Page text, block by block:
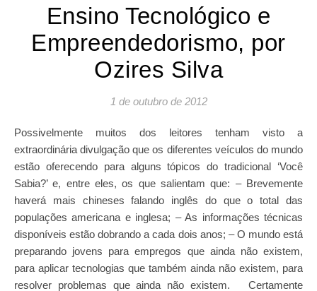
Ensino Tecnológico e
Empreendedorismo, por
Ozires Silva
1 de outubro de 2012
Possivelmente muitos dos leitores tenham visto a
extraordinária divulgação que os diferentes veículos do mundo
estão oferecendo para alguns tópicos do tradicional ‘Você
Sabia?’ e, entre eles, os que salientam que: – Brevemente
haverá mais chineses falando inglês do que o total das
populações americana e inglesa; – As informações técnicas
disponíveis estão dobrando a cada dois anos; – O mundo está
preparando jovens para empregos que ainda não existem,
para aplicar tecnologias que também ainda não existem, para
resolver problemas que ainda não existem. Certamente